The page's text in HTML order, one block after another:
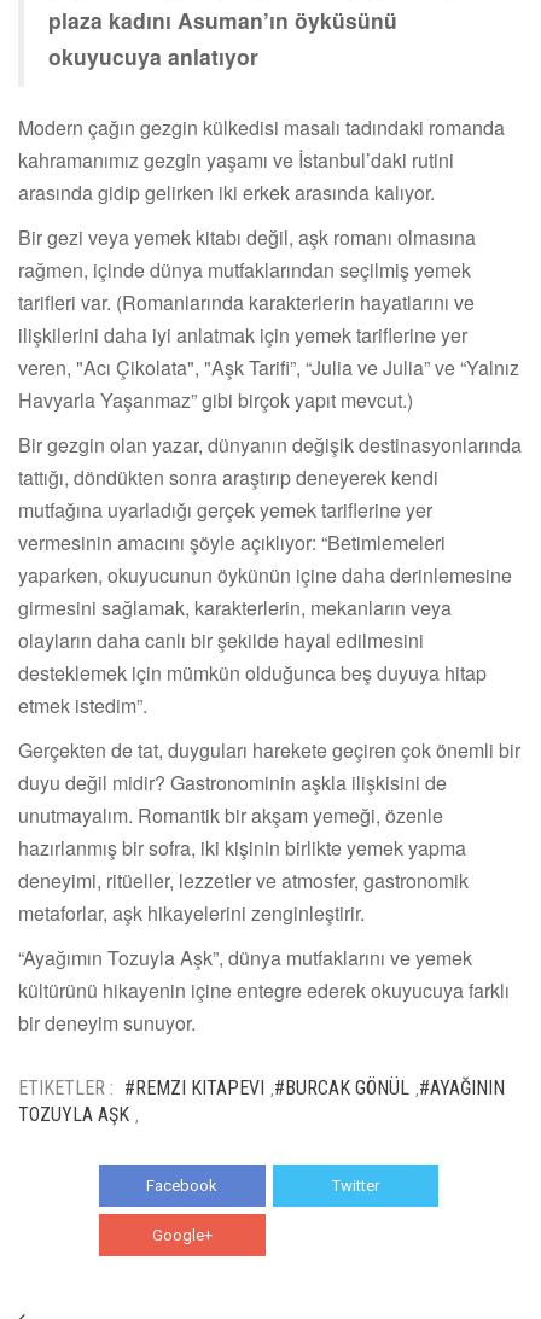
plaza kadını Asuman’ın öyküsünü
okuyucuya anlatıyor
Modern çağın gezgin külkedisi masalı tadındaki romanda
kahramanımız gezgin yaşamı ve İstanbul’daki rutini
arasında gidip gelirken iki erkek arasında kalıyor.
Bir gezi veya yemek kitabı değil, aşk romanı olmasına
rağmen, içinde dünya mutfaklarından seçilmiş yemek
tarifleri var. (Romanlarında karakterlerin hayatlarını ve
ilişkilerini daha iyi anlatmak için yemek tariflerine yer
veren, "Acı Çikolata", "Aşk Tarifi”, “Julia ve Julia” ve “Yalnız
Havyarla Yaşanmaz” gibi birçok yapıt mevcut.)
Bir gezgin olan yazar, dünyanın değişik destinasyonlarında
tattığı, döndükten sonra araştırıp deneyerek kendi
mutfağına uyarladığı gerçek yemek tariflerine yer
vermesinin amacını şöyle açıklıyor: “Betimlemeleri
yaparken, okuyucunun öykünün içine daha derinlemesine
girmesini sağlamak, karakterlerin, mekanların veya
olayların daha canlı bir şekilde hayal edilmesini
desteklemek için mümkün olduğunca beş duyuya hitap
etmek istedim”.
Gerçekten de tat, duyguları harekete geçiren çok önemli bir
duyu değil midir? Gastronominin aşkla ilişkisini de
unutmayalım. Romantik bir akşam yemeği, özenle
hazırlanmış bir sofra, iki kişinin birlikte yemek yapma
deneyimi, ritüeller, lezzetler ve atmosfer, gastronomik
metaforlar, aşk hikayelerini zenginleştirir.
“Ayağımın Tozuyla Aşk”, dünya mutfaklarını ve yemek
kültürünü hikayenin içine entegre ederek okuyucuya farklı
bir deneyim sunuyor.
ETIKETLER : #REMZI KITAPEVI #BURCAK GÖNÜL #AYAĞININ
TOZUYLA AŞK
Facebook Twitter
Google+